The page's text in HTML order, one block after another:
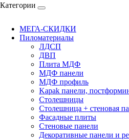
Категории
МЕГА-СКИДКИ
Пиломатериалы
ЛДСП
ДВП
Плита МДФ
МДФ панели
МДФ профиль
Kapak панели,
Столешницы
Столешница + стеновая
Фасадные плиты
Стеновые панели
Декоративные панели и